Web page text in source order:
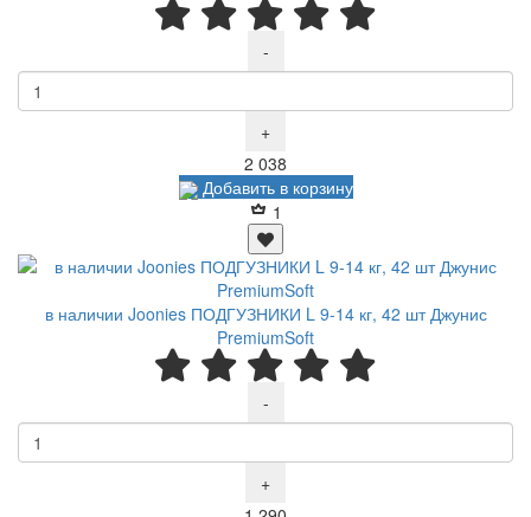
-
+
2 038
Добавить в корзину
1
в наличии Joonies ПОДГУЗНИКИ L 9-14 кг, 42 шт Джунис
PremiumSoft
-
+